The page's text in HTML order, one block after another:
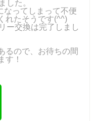
した。
なってしまって不便
れたそうです(^^)
ー交換は完了しまし
るので、お待ちの間
す！